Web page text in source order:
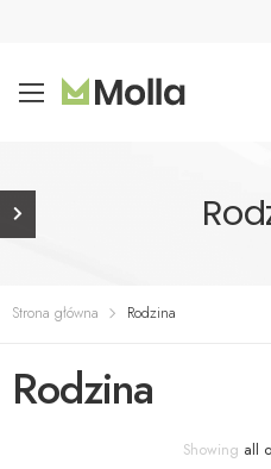
Strona główna Rodzina
Rodzina
Showing all